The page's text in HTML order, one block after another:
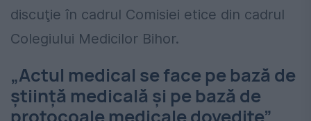
discuţie în cadrul Comisiei etice din cadrul
Colegiului Medicilor Bihor.
„Actul medical se face pe bază de
ştiinţă medicală şi pe bază de